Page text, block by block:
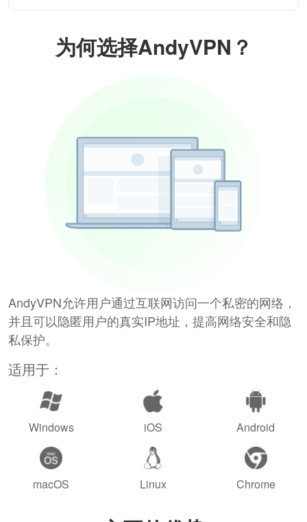
为何选择AndyVPN？
AndyVPN允许用户通过互联网访问一个私密的网络，
并且可以隐匿用户的真实IP地址，提高网络安全和隐
私保护。
适用于：
Windows iOS Android
macOS Linux Chrome